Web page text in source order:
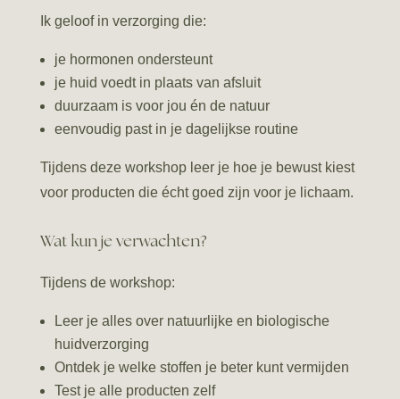
Ik geloof in verzorging die:
je hormonen ondersteunt
je huid voedt in plaats van afsluit
duurzaam is voor jou én de natuur
eenvoudig past in je dagelijkse routine
Tijdens deze workshop leer je hoe je bewust kiest
voor producten die écht goed zijn voor je lichaam.
Wat kun je verwachten?
Tijdens de workshop:
Leer je alles over natuurlijke en biologische
huidverzorging
Ontdek je welke stoffen je beter kunt vermijden
Test je alle producten zelf